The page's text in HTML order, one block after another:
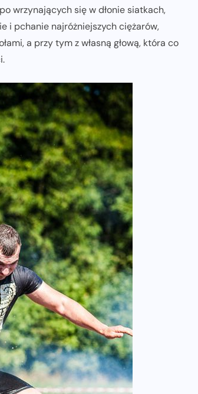
wrzynających się w dłonie siatkach,
i pchanie najróżniejszych ciężarów,
a przy tym z własną głową, która co